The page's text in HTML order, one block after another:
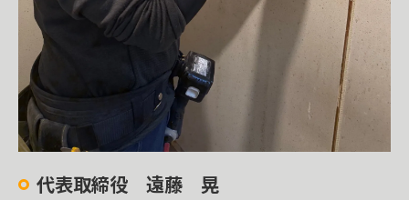
代表取締役 遠藤 晃